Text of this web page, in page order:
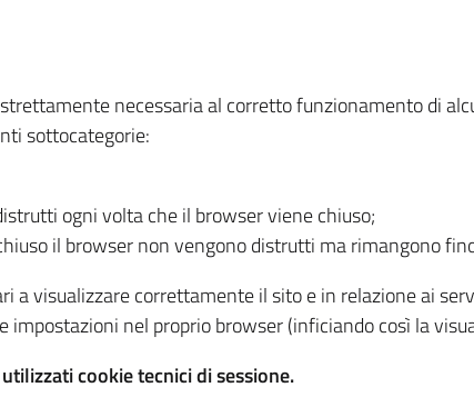
necessaria al corretto funzionamento di
sottocategorie:
ogni volta che il browser viene chiuso;
il browser non vengono distrutti ma rimangono
a visualizzare correttamente il sito e in relazione ai
nel proprio browser (inficiando così la
cookie tecnici di sessione.